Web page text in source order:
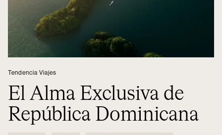
Tendencia Viajes
El Alma Exclusiva de
República Dominicana